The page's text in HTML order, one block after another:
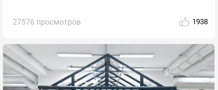
27576 просмотров 1938